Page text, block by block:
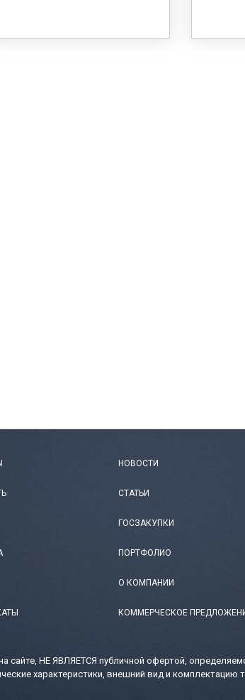
НОВОСТИ
СТАТЬИ
ГОСЗАКУПКИ
ПОРТФОЛИО
О КОМПАНИИ
КОММЕРЧЕСКОЕ
НЕ ЯВЛЯЕТСЯ публичной офертой,
характеристики, внешний вид и